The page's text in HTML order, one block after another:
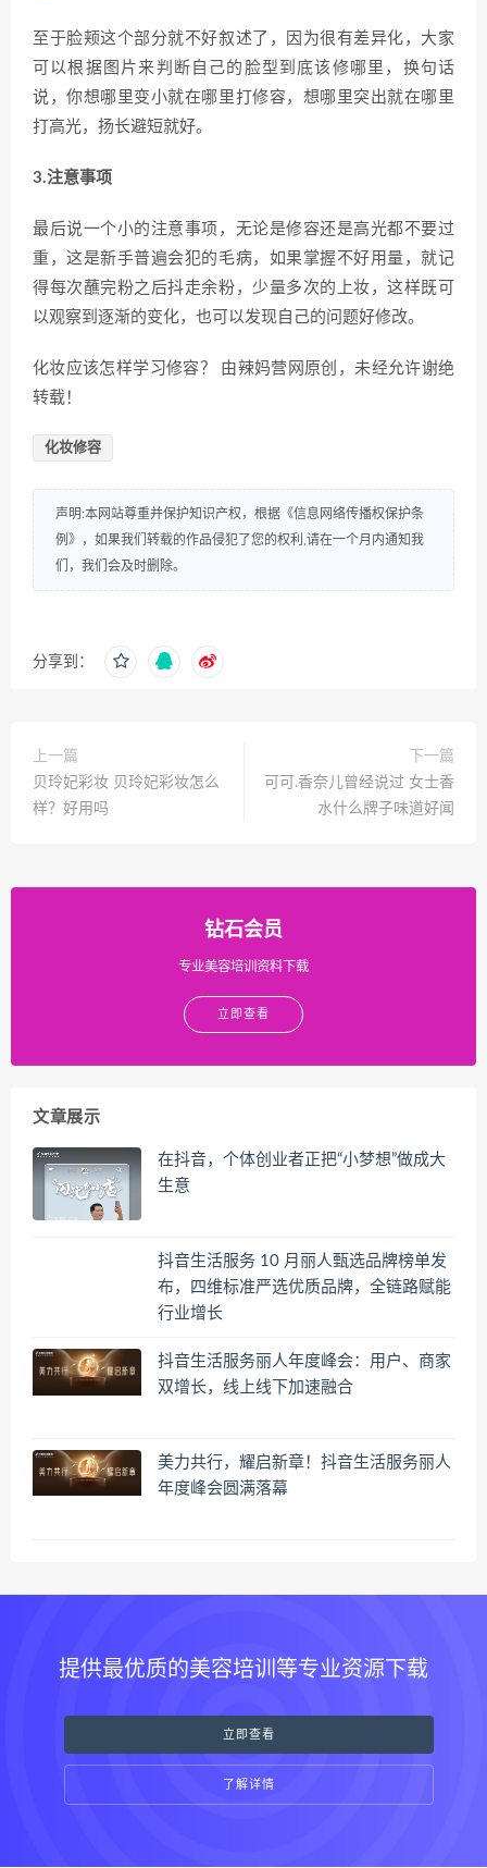
至于脸颊这个部分就不好叙述了，因为很有差异化，大家
可以根据图片来判断自己的脸型到底该修哪里，换句话
说，你想哪里变小就在哪里打修容，想哪里突出就在哪里
打高光，扬长避短就好。
3.注意事项
最后说一个小的注意事项，无论是修容还是高光都不要过
重，这是新手普遍会犯的毛病，如果掌握不好用量，就记
得每次蘸完粉之后抖走余粉，少量多次的上妆，这样既可
以观察到逐渐的变化，也可以发现自己的问题好修改。
化妆应该怎样学习修容？ 由辣妈营网原创，未经允许谢绝
转载！
化妆修容
声明:本网站尊重并保护知识产权，根据《信息网络传播权保护条
例》，如果我们转载的作品侵犯了您的权利,请在一个月内通知我
们，我们会及时删除。
分享到：
上一篇
贝玲妃彩妆 贝玲妃彩妆怎么
样？好用吗
下一篇
可可.香奈儿曾经说过 女士香
水什么牌子味道好闻
钻石会员
专业美容培训资料下载
立即查看
文章展示
在抖音，个体创业者正把“小梦想”做成大
生意
抖音生活服务 10 月丽人甄选品牌榜单发
布，四维标准严选优质品牌，全链路赋能
行业增长
抖音生活服务丽人年度峰会：用户、商家
双增长，线上线下加速融合
美力共行，耀启新章！抖音生活服务丽人
年度峰会圆满落幕
提供最优质的美容培训等专业资源下载
立即查看
了解详情